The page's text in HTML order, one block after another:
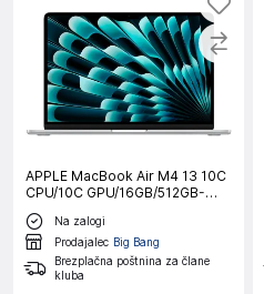
APPLE MacBook Air M4 13 10C
CPU/10C GPU/16GB/512GB-
CRO SILVER prenosni
računalnik
Na zalogi
Prodajalec Big Bang
Brezplačna poštnina za člane
kluba